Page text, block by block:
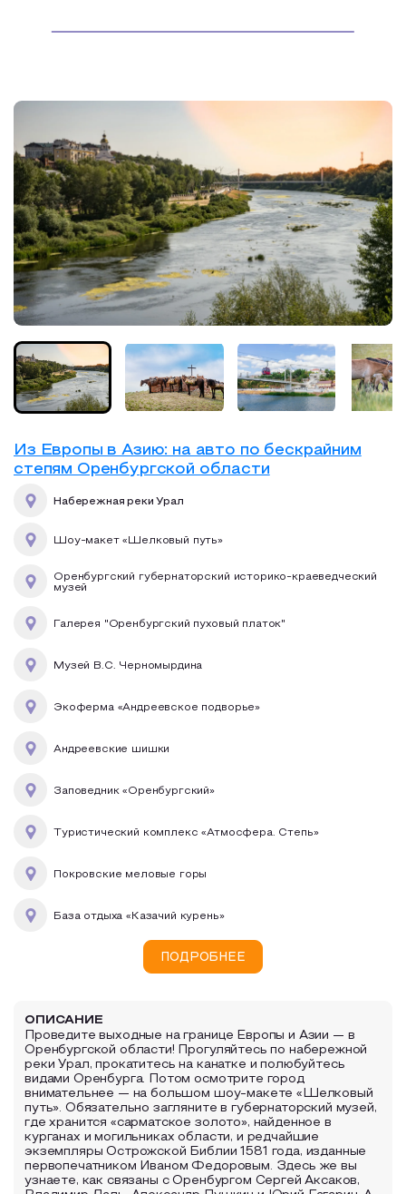
Из Европы в Азию: на авто по бескрайним
степям Оренбургской области
Набережная реки Урал
Шоу-макет «Шелковый путь»
Оренбургский губернаторский историко-краеведческий
музей
Галерея "Оренбургский пуховый платок"
Музей В.С. Черномырдина
Экоферма «Андреевское подворье»
Андреевские шишки
Заповедник «Оренбургский»
Туристический комплекс «Атмосфера. Степь»
Покровские меловые горы
База отдыха «Казачий курень»
ПОДРОБНЕЕ
ОПИСАНИЕ
Проведите выходные на границе Европы и Азии — в
Оренбургской области! Прогуляйтесь по набережной
реки Урал, прокатитесь на канатке и полюбуйтесь
видами Оренбурга. Потом осмотрите город
внимательнее — на большом шоу-макете «Шелковый
путь». Обязательно загляните в губернаторский музей,
где хранится «сарматское золото», найденное в
курганах и могильниках области, и редчайшие
экземпляры Острожской Библии 1581 года, изданные
первопечатником Иваном Федоровым. Здесь же вы
узнаете, как связаны с Оренбургом Сергей Аксаков,